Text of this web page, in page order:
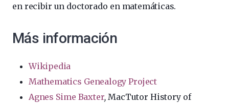
en recibir un doctorado en matemáticas.
Más información
Wikipedia
Mathematics Genealogy Project
Agnes Sime Baxter, MacTutor History of